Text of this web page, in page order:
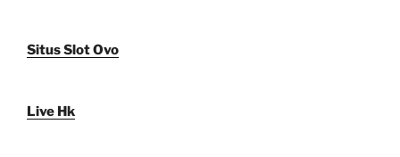
Situs Slot Ovo
Live Hk